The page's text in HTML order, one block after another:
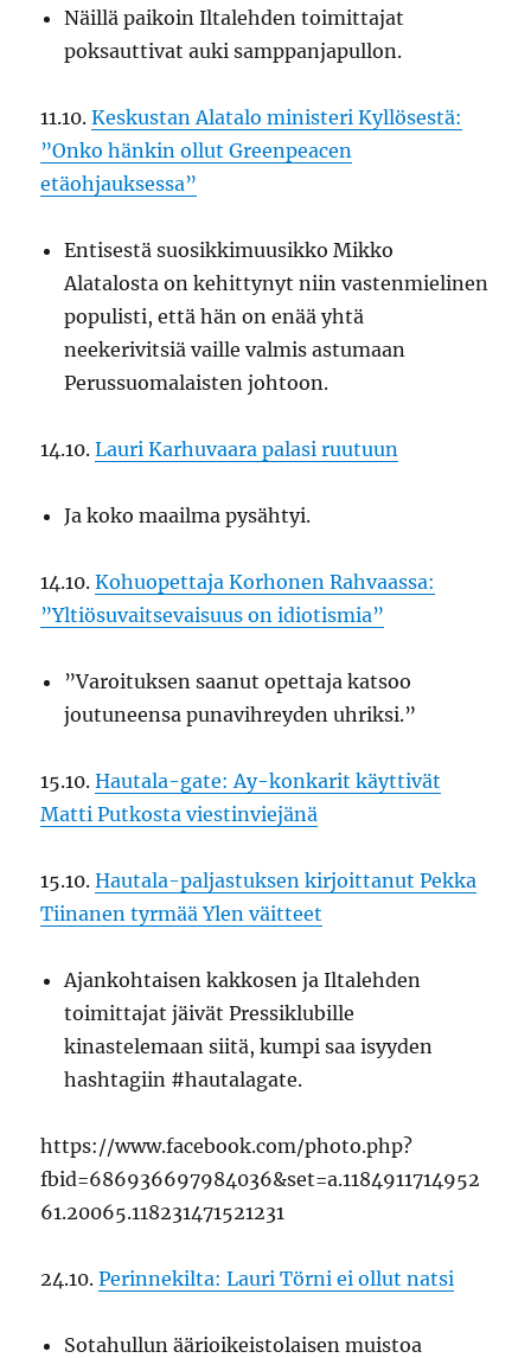
Näillä paikoin Iltalehden toimittajat
poksauttivat auki samppanjapullon.
11.10.Keskustan Alatalo ministeri Kyllösestä:
”Onko hänkin ollut Greenpeacen
etäohjauksessa”
Entisestä suosikkimuusikko Mikko
Alatalosta on kehittynyt niin vastenmielinen
populisti, että hän on enää yhtä
neekerivitsiä vaille valmis astumaan
Perussuomalaisten johtoon.
14.10.Lauri Karhuvaara palasi ruutuun
Ja koko maailma pysähtyi.
14.10.Kohuopettaja Korhonen Rahvaassa:
”Yltiösuvaitsevaisuus on idiotismia”
”Varoituksen saanut opettaja katsoo
joutuneensa punavihreyden uhriksi.”
15.10.Hautala-gate: Ay-konkarit käyttivät
Matti Putkosta viestinviejänä
15.10.Hautala-paljastuksen kirjoittanut Pekka
Tiinanen tyrmää Ylen väitteet
Ajankohtaisen kakkosen ja Iltalehden
toimittajat jäivät Pressiklubille
kinastelemaan siitä, kumpi saa isyyden
hashtagiin #hautalagate.
https://www.facebook.com/photo.php?
fbid=686936697984036&set=a.1184911714952
61.20065.118231471521231
24.10.Perinnekilta: Lauri Törni ei ollut natsi
Sotahullun äärioikeistolaisen muistoa